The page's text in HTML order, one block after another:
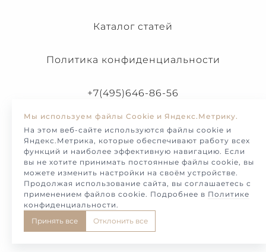
Каталог статей
Политика конфиденциальности
+7(495)646-86-56
Мы используем файлы Cookie и Яндекс.Метрику.
На этом веб-сайте используются файлы cookie и
Яндекс.Метрика, которые обеспечивают работу всех
функций и наиболее эффективную навигацию. Если
вы не хотите принимать постоянные файлы cookie, вы
можете изменить настройки на своём устройстве.
Продолжая использование сайта, вы соглашаетесь с
применением файлов cookie. Подробнее в Политике
конфиденциальности.
Принять все
Отклонить все